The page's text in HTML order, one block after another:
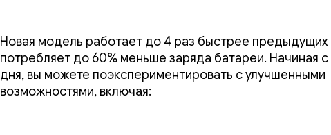
Новая модель работает до 4 раз быстрее предыдущих
потребляет до 60% меньше заряда батареи. Начиная
дня, вы можете поэкспериментировать с улучшенными
возможностями, включая: